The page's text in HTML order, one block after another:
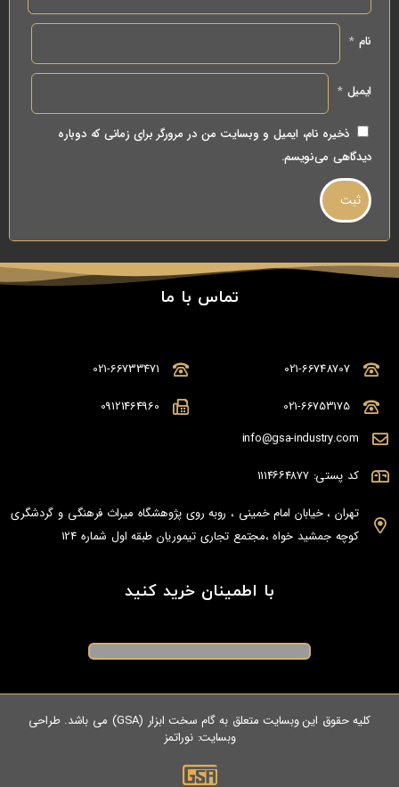
نام*
ایمیل*
ذخیره نام، ایمیل و وبسایت من در مرورگر برای زمانی که دوباره
دیدگاهی می‌نویسم.
تماس با ما
021-66748707
021-66753175
021-66733471
09121464960
info@gsa-industry.com
کد پستی: ۱۱۱۴۶۶۴۸۷۷
تهران ، خیابان امام خمینی ، روبه روی پژوهشگاه میراث فرهنگی و گردشگری
کوچه جمشید خواه ،مجتمع تجاری تیموریان طبقه اول شماره 124
با اطمینان خرید کنید
کلیه حقوق این وبسایت متعلق به گام سخت ابزار (GSA) می باشد. طراحی
وبسایت:نوراتمز